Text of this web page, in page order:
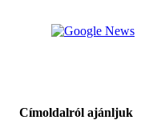
Címoldalról ajánljuk